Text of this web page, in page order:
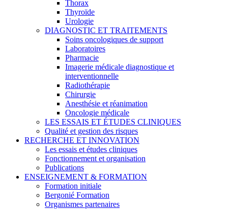
Thorax
Thyroïde
Urologie
DIAGNOSTIC ET TRAITEMENTS
Soins oncologiques de support
Laboratoires
Pharmacie
Imagerie médicale diagnostique et
interventionnelle
Radiothérapie
Chirurgie
Anesthésie et réanimation
Oncologie médicale
LES ESSAIS ET ÉTUDES CLINIQUES
Qualité et gestion des risques
RECHERCHE ET INNOVATION
Les essais et études cliniques
Fonctionnement et organisation
Publications
ENSEIGNEMENT & FORMATION
Formation initiale
Bergonié Formation
Organismes partenaires